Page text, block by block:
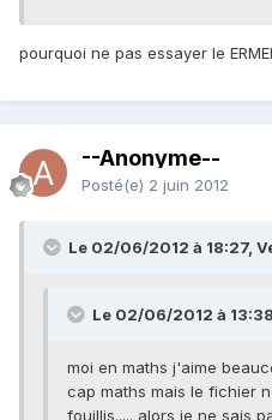
pourquoi ne pas essayer le
--Anonyme--
Posté(e) 2 juin 2012
Le 02/06/2012 à 18:27,
Le 02/06/2012 à
moi en maths j'aime
cap maths mais le fichier
fouillis..... alors je ne sais